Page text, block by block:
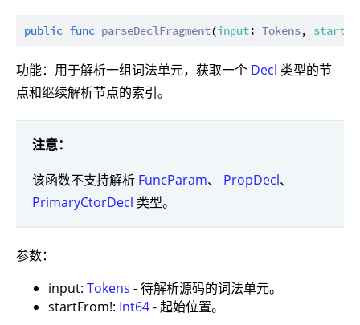
public func parseDeclFragment(input: Tokens,
功能：用于解析一组词法单元，获取一个 Decl 类型的节
点和继续解析节点的索引。
注意：
该函数不支持解析 FuncParam、 PropDecl、
PrimaryCtorDecl 类型。
参数：
input: Tokens - 待解析源码的词法单元。
startFrom!: Int64- 起始位置。